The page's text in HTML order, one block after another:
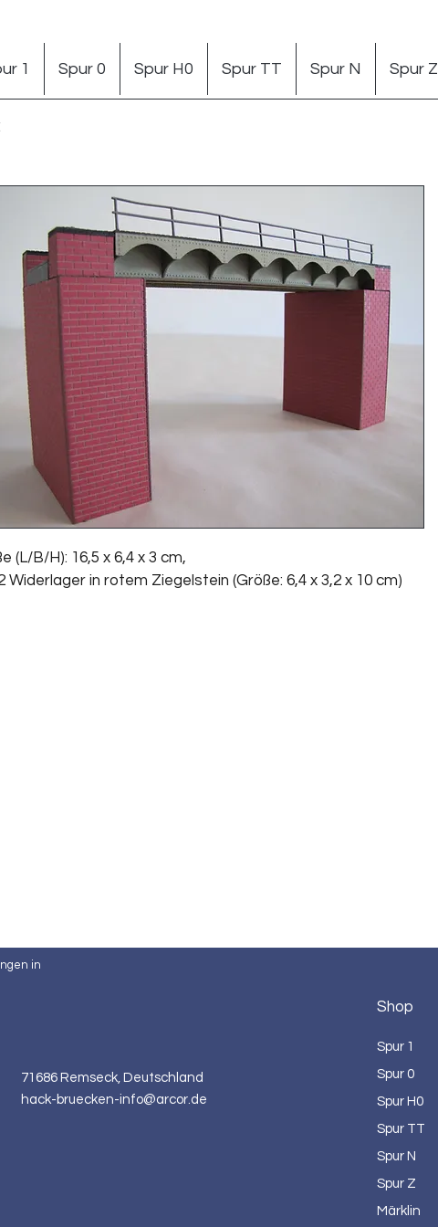
1 Spur 0 Spur H0 Spur TT Spur N Spur Z
(L/B/H): 16,5 x 6,4 x 3 cm,
2 Widerlager in rotem Ziegelstein (Größe: 6,4 x 3,2 x 10 cm)
in
71686 Remseck, Deutschland
hack-bruecken-info@arcor.de
Shop
Spur 1
Spur 0
Spur H0
Spur TT
Spur N
Spur Z
Märklin